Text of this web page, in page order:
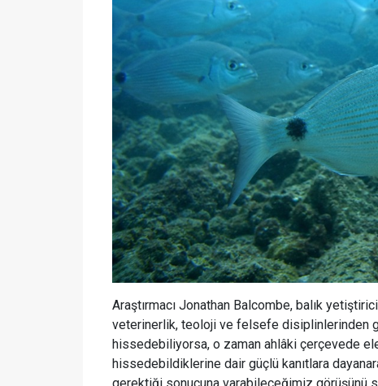
Araştırmacı Jonathan Balcombe, balık
veterinerlik, teoloji ve felsefe disiplinlerinden
hissedebiliyorsa, o zaman ahlâki çerçevede ele
hissedebildiklerine dair güçlü kanıtlara